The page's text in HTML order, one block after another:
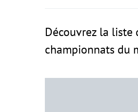
Découvrez la liste
championnats du